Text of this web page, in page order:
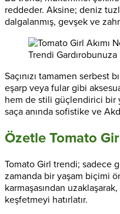
reddeder. Aksine; deniz
dalgalanmış, gevşek ve
Saçınızı tamamen serbest
eşarp veya fular gibi
hem de stili güçlendirici bir
saça anında sofistike ve
Özetle Tomato
Tomato Girl trendi; sadece
zamanda bir yaşam biçimi
karmaşasından
keşfetmeyi hatırlatır.